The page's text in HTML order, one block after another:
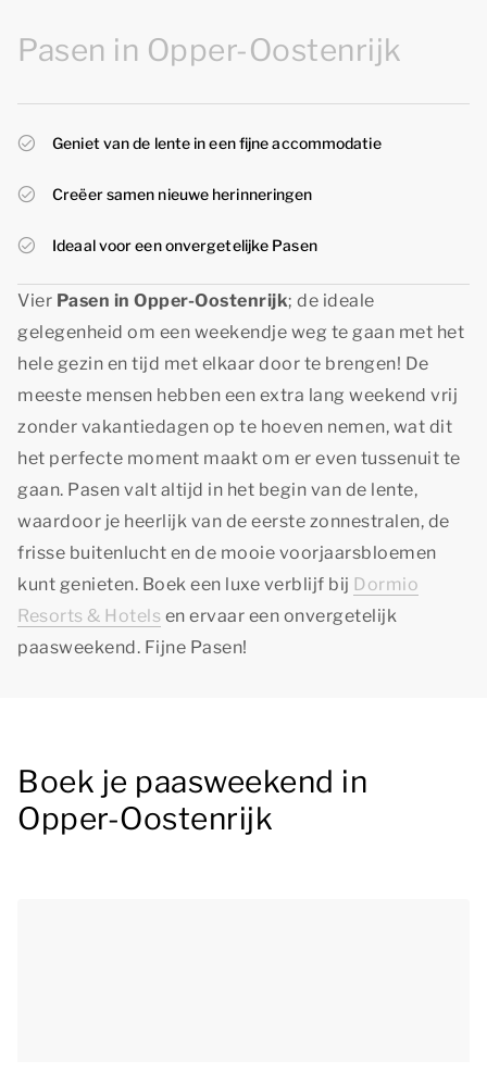
Pasen in Opper-Oostenrijk
Geniet van de lente in een fijne accommodatie
Creëer samen nieuwe herinneringen
Ideaal voor een onvergetelijke Pasen
Vier Pasen in Opper-Oostenrijk; de ideale
gelegenheid om een weekendje weg te gaan met het
hele gezin en tijd met elkaar door te brengen! De
meeste mensen hebben een extra lang weekend vrij
zonder vakantiedagen op te hoeven nemen, wat dit
het perfecte moment maakt om er even tussenuit te
gaan. Pasen valt altijd in het begin van de lente,
waardoor je heerlijk van de eerste zonnestralen, de
frisse buitenlucht en de mooie voorjaarsbloemen
kunt genieten. Boek een luxe verblijf bij Dormio
Resorts & Hotels en ervaar een onvergetelijk
paasweekend. Fijne Pasen!
Boek je paasweekend in
Opper-Oostenrijk